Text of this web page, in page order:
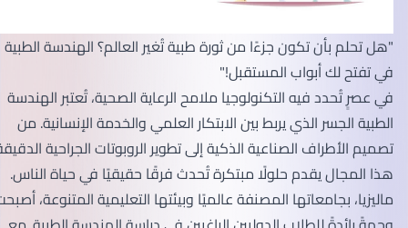
"هل تحلم بأن تكون جزءًا من ثورة طبية تُغير العالم؟ الهندسة الطبية
في تفتح لك أبواب المستقبل!"
في عصرٍ تُحدد فيه التكنولوجيا ملامح الرعاية الصحية، تُعتبر الهندسة
الطبية الجسر الذي يربط بين الابتكار العلمي والخدمة الإنسانية. من
تصميم الأطراف الصناعية الذكية إلى تطوير الروبوتات الجراحية الدقيقة،
هذا المجال يقدم حلولًا مبتكرة تُحدث فرقًا حقيقيًا في حياة الناس.
ماليزيا، بجامعاتها المصنفة عالميًا وبيئتها التعليمية المتنوعة، أصبحت